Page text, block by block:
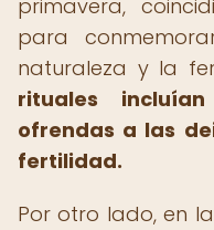
primavera,
para
naturaleza y la
rituales
ofrendas a las
fertilidad.
Por otro lado, en